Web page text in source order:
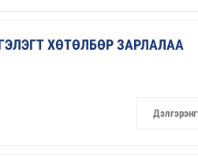
ХӨТӨЛБӨР ЗАРЛАЛАА